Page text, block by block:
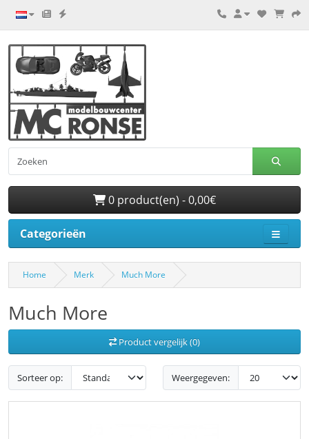
0 product(en) - 0,00€
Categorieën
Home Merk Much More
Much More
Product vergelijk (0)
Sorteer op: Weergegeven: